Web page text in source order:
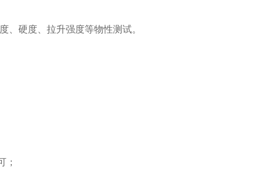
硬度、拉升强度等物性测试。
；